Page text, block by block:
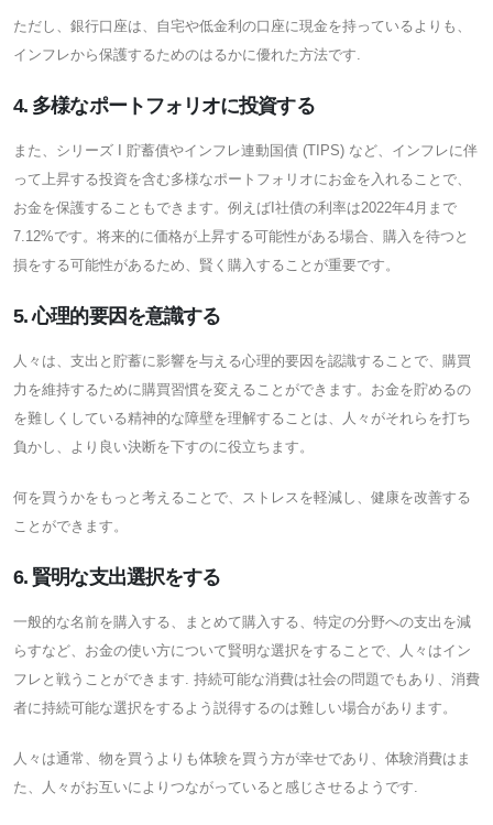
ただし、銀行口座は、自宅や低金利の口座に現金を持っているよりも、
インフレから保護するためのはるかに優れた方法です.
4. 多様なポートフォリオに投資する
また、シリーズ I 貯蓄債やインフレ連動国債 (TIPS) など、インフレに伴
って上昇する投資を含む多様なポートフォリオにお金を入れることで、
お金を保護することもできます。例えばI社債の利率は2022年4月まで
7.12%です。将来的に価格が上昇する可能性がある場合、購入を待つと
損をする可能性があるため、賢く購入することが重要です。
5. 心理的要因を意識する
人々は、支出と貯蓄に影響を与える心理的要因を認識することで、購買
力を維持するために購買習慣を変えることができます。お金を貯めるの
を難しくしている精神的な障壁を理解することは、人々がそれらを打ち
負かし、より良い決断を下すのに役立ちます。
何を買うかをもっと考えることで、ストレスを軽減し、健康を改善する
ことができます。
6. 賢明な支出選択をする
一般的な名前を購入する、まとめて購入する、特定の分野への支出を減
らすなど、お金の使い方について賢明な選択をすることで、人々はイン
フレと戦うことができます. 持続可能な消費は社会の問題でもあり、消費
者に持続可能な選択をするよう説得するのは難しい場合があります。
人々は通常、物を買うよりも体験を買う方が幸せであり、体験消費はま
た、人々がお互いによりつながっていると感じさせるようです.